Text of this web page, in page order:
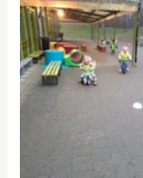
No Caption